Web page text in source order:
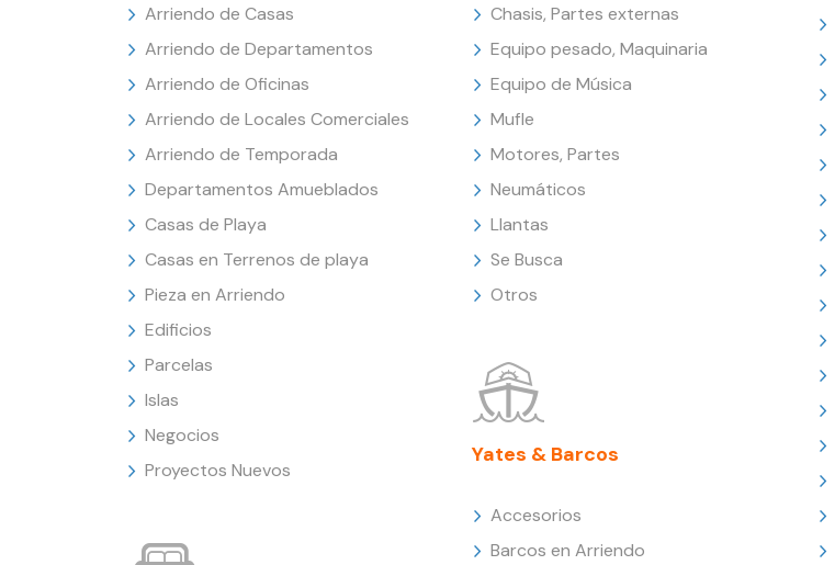
Arriendo de Casas
Arriendo de Departamentos
Arriendo de Oficinas
Arriendo de Locales Comerciales
Arriendo de Temporada
Departamentos Amueblados
Casas de Playa
Casas en Terrenos de playa
Pieza en Arriendo
Edificios
Parcelas
Islas
Negocios
Proyectos Nuevos
Chasis, Partes externas
Equipo pesado, Maquinaria
Equipo de Música
Mufle
Motores, Partes
Neumáticos
Llantas
Se Busca
Otros
Yates & Barcos
Accesorios
Barcos en Arriendo